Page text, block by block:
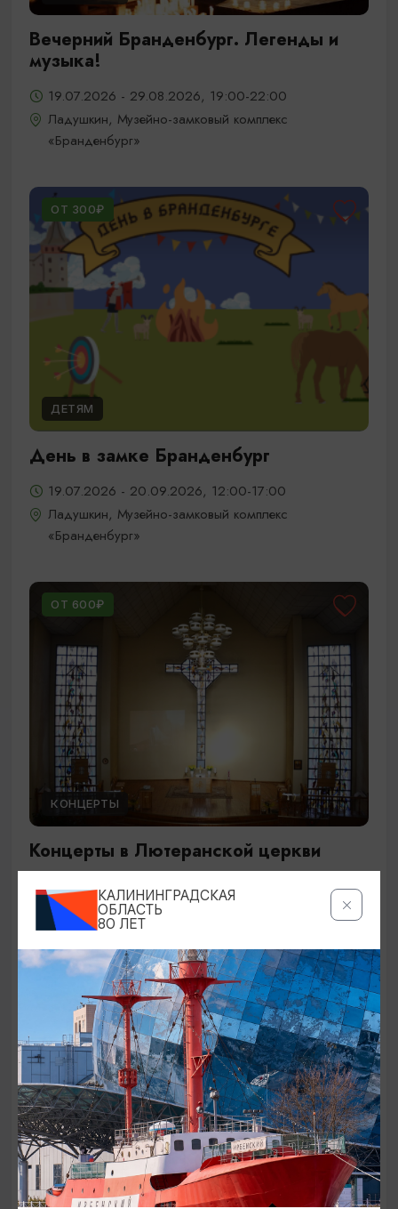
Вечерний Бранденбург. Легенды и
музыка!
19.07.2026 - 29.08.2026, 19:00-22:00
Ладушкин, Музейно-замковый комплекс
«Бранденбург»
ОТ 300₽
ДЕТЯМ
День в замке Бранденбург
19.07.2026 - 20.09.2026, 12:00-17:00
Ладушкин, Музейно-замковый комплекс
«Бранденбург»
ОТ 600₽
КОНЦЕРТЫ
Концерты в Лютеранской церкви
19.07.2026 - 19.08.2026, 19:00
Калининград, Евангелическо-лютеранская церковь
«Воскресения»
ОТ 250₽
ДЕТЯМ
КАЛИНИНГРАДСКАЯ
ОБЛАСТЬ
80 ЛЕТ